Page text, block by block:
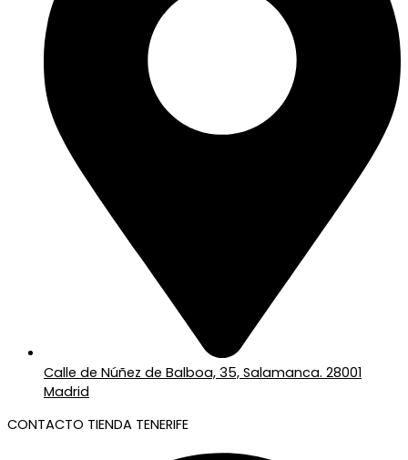
Calle de Núñez de Balboa, 35, Salamanca. 28001
Madrid
CONTACTO TIENDA TENERIFE